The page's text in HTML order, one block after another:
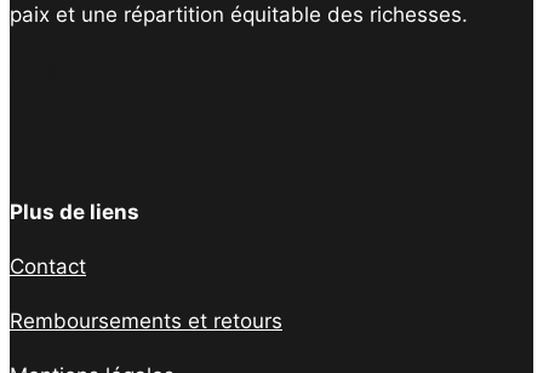
paix et une répartition équitable des richesses.
Plus de liens
Contact
Remboursements et retours